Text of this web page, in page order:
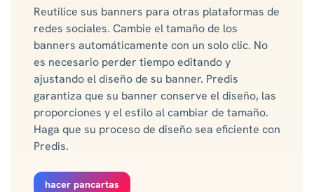
Reutilice sus banners para otras plataformas de
redes sociales. Cambie el tamaño de los
banners automáticamente con un solo clic. No
es necesario perder tiempo editando y
ajustando el diseño de su banner. Predis
garantiza que su banner conserve el diseño, las
proporciones y el estilo al cambiar de tamaño.
Haga que su proceso de diseño sea eficiente con
Predis.
hacer pancartas